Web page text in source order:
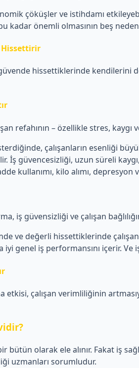
çöküşler ve istihdamı
kadar önemli olmasının beş
Hissettirir
hissettiklerinde kendilerini
refahının – özellikle stres,
çalışanların esenliği
İş güvencesizliği, uzun süreli
kullanımı, kilo alımı, depresyon
iş güvensizliği ve çalışan
ve değerli hissettiklerinde
genel iş performansını içerir.
çalışan verimliliğinin
bütün olarak ele alınır. Fakat iş
uzmanları sorumludur.